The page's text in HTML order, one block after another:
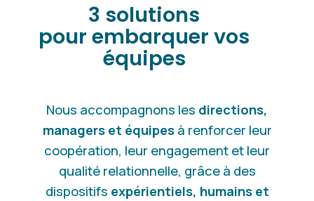
3 solutions
pour embarquer vos
équipes
Nous accompagnons les directions,
managers et équipesà renforcer leur
coopération, leur engagement et leur
qualité relationnelle, grâce à des
dispositifs expérientiels, humains et